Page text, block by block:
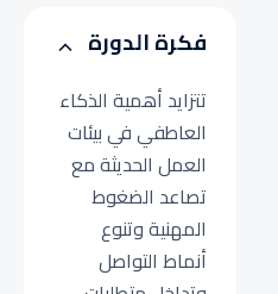
فكرة الدورة
تتزايد أهمية الذكاء
العاطفي في بيئات
العمل الحديثة مع
تصاعد الضغوط
المهنية وتنوع
أنماط التواصل